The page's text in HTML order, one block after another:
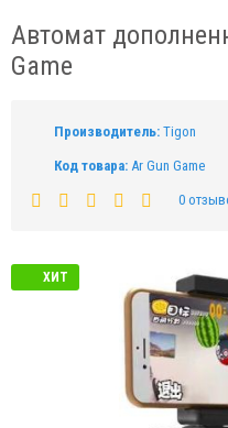
Автомат
Game
Производитель: Tigon
Код товара: Ar Gun Game
0
ХИТ